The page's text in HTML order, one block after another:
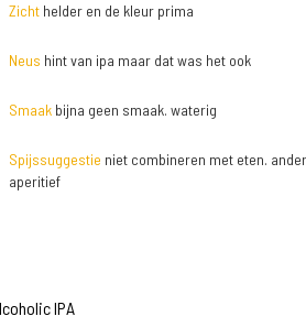
Zichthelder en de kleur prima
Neus hint van ipa maar dat was het ook
Smaakbijna geen smaak. waterig
Spijssuggestie niet combineren met eten.
aperitief
IPA